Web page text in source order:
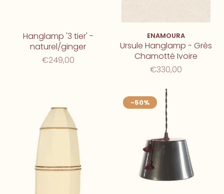
Hanglamp '3 tier' -
naturel/ginger
€249,00
ENAMOURA
Ursule Hanglamp - Grès
Chamotté Ivoire
€330,00
-50%